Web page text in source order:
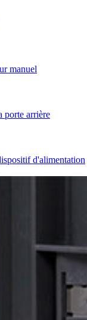
manuel
porte arrière
d'alimentation